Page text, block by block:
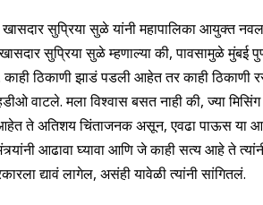
सुप्रिया सुळे यांनी महापालिका आयुक्त
सुप्रिया सुळे म्हणाल्या की, पावसामुळे मुंबई
ठिकाणी झाडं पडली आहेत तर काही ठिकाणी
वाटले. मला विश्वास बसत नाही की, ज्या मिसिंग
ते अतिशय चिंताजनक असून, एवढा पाऊस या
आढावा घ्यावा आणि जे काही सत्य आहे ते
द्यावं लागेल, असंही यावेळी त्यांनी सांगितलं.